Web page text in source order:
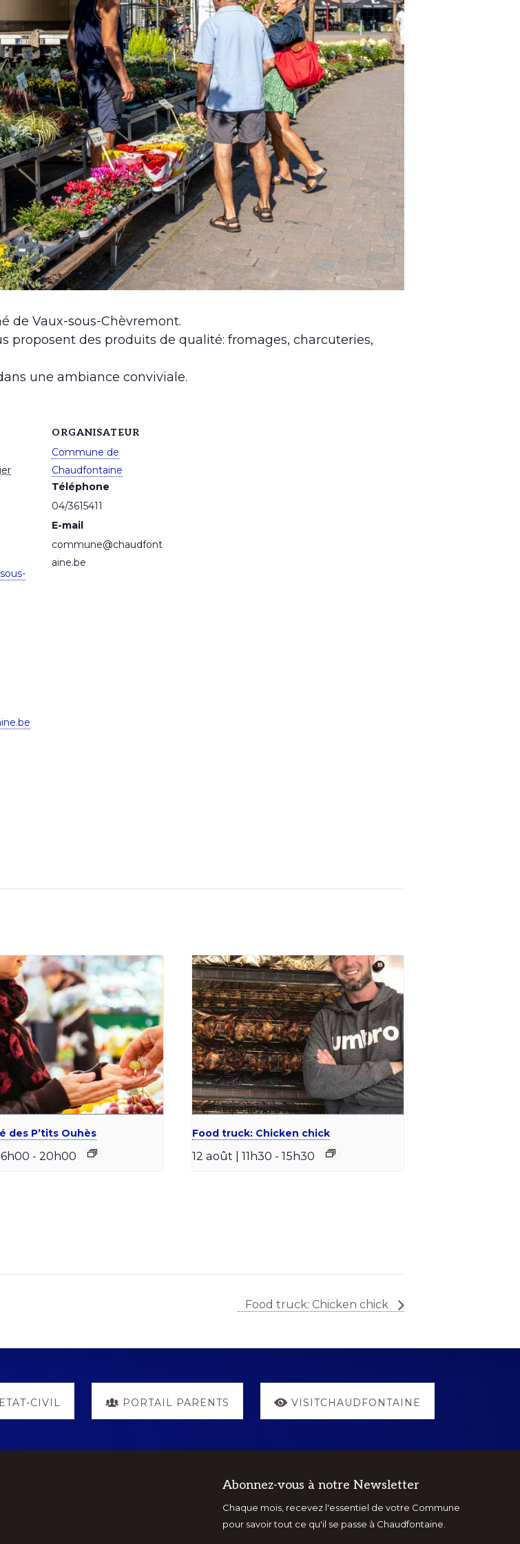
de Vaux-sous-Chèvremont.
proposent des produits de qualité: fromages, charcuteries,
une ambiance conviviale.
ORGANISATEUR
Commune de
Chaudfontaine
Téléphone
04/3615411
E-mail
commune@chaudfont
aine.be
des P’tits Ouhès
- 20h00
Food truck: Chicken chick
12 août | 11h30 - 15h30
Food truck: Chicken chick
CIVIL PORTAIL PARENTS VISITCHAUDFONTAINE
Abonnez-vous à notre Newsletter
Chaque mois, recevez l'essentiel de votre Commune
pour savoir tout ce qu'il se passe à Chaudfontaine.